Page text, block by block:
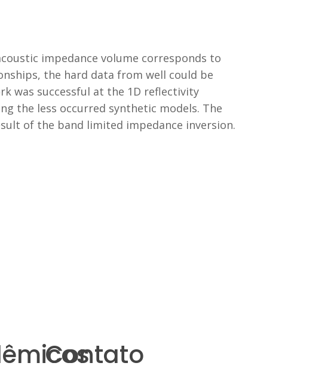
impedance volume corresponds to
the hard data from well could be
was successful at the 1D reflectivity
the less occurred synthetic models. The
of the band limited impedance inversion.
Contato